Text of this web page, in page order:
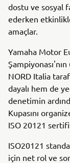
dostu ve sosyal
ederken
amaçlar.
Yamaha Motor
NORD Italia
dayalı hem de
denetimin
Kupasını
ISO 20121
ISO20121
için net rol ve